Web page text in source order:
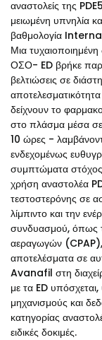
αναστολείς της
μειωμένη υπνηλία
βαθμολογία
Μια
ΟΣΟ- ED βρήκε
βελτιώσεις σε
δείχνουν το
στο πλάσμα μέσα
10 ώρες -
ενδεχομένως
συμπτώματα στόχος
χρήση αναστολέα
τεστοστερόνης σε
λίμπιντο και την
συνδυασμού, όπως
αεραγωγών (CPAP),
αποτελέσματα σε
Avanafil στη
με τα ED
μηχανισμούς και
κατηγορίας
ειδικές δοκιμές.